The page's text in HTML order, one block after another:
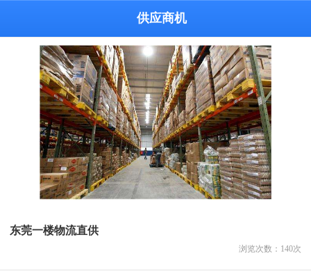
供应商机
东莞一楼物流直供
浏览次数： 140次